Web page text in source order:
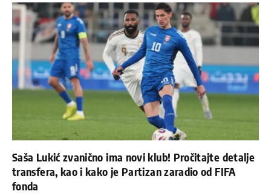
Saša Lukić zvanično ima novi klub! Pročitajte detalje
transfera, kao i kako je Partizan zaradio od FIFA
fonda